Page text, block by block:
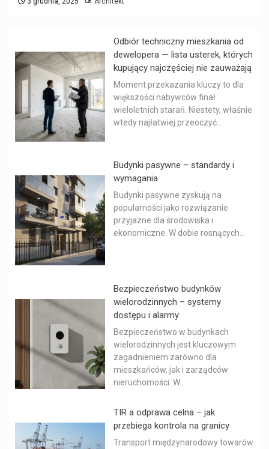
Odbiór techniczny mieszkania od
dewelopera — lista usterek, których
kupujący najczęściej nie zauważają
Moment przekazania kluczy to dla
większości nabywców finał
wieloletnich starań. Niestety, właśnie
wtedy najłatwiej przeoczyć...
Budynki pasywne – standardy i
wymagania
Budynki pasywne zyskują na
popularności jako rozwiązanie
przyjazne dla środowiska i
ekonomiczne. W dobie rosnących...
Bezpieczeństwo budynków
wielorodzinnych – systemy
dostępu i alarmy
Bezpieczeństwo w budynkach
wielorodzinnych jest kluczowym
zagadnieniem zarówno dla
mieszkańców, jak i zarządców
nieruchomości. W...
TIR a odprawa celna – jak
przebiega kontrola na granicy
Transport międzynarodowy towarów